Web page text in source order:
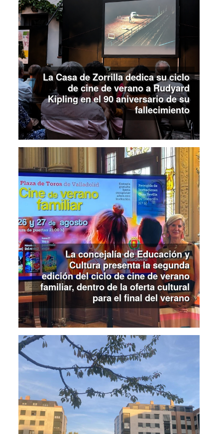
La Casa de Zorrilla dedica su ciclo
de cine de verano a Rudyard
Kipling en el 90 aniversario de su
fallecimiento
La concejalía de Educación y
Cultura presenta la segunda
edición del ciclo de cine de verano
familiar, dentro de la oferta cultural
para el final del verano